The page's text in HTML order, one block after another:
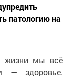
патологию на
жизни мы всё
— здоровье.